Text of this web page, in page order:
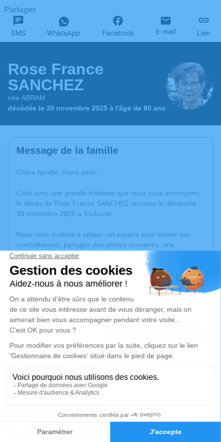
Faire-part Hommages
Partager
SMS WhatsApp Facebook E-mail Lien
Rose France
SANCHEZ
née ABRAM
décédée le 30 novembre 2025 à l'âge de 80 ans
Message de la famille
Chère famille, chers amis,
C’est avec une grande tristesse que nous vous annonçons
le décès de Rose France SANCHEZ survenu le dimanche
30 novembre 2025 à Toulouse.
Nous vous invitons à utiliser cet espace pour laisser vos
condoléances, partager des photos souvenirs, une
anecdote ou exprimer vos pensées à travers des poèmes
ou des textes. Cet endroit est un lieu d'expression dédié à
honorer la mémoire de Rose France SANCHEZ.
Un service de plantation d’arbre hommage estdisponible
ici.
jeudi 04 décembre 2025 à 10h00
Crématorium d'Albi
81000 Albi